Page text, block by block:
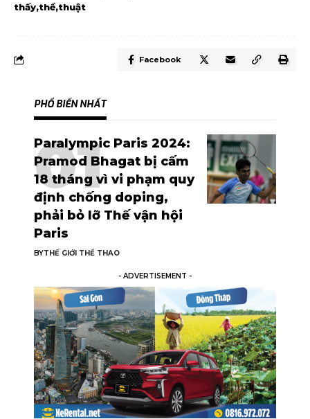
thấy thể thuật
Facebook
PHỔ BIẾN NHẤT
Paralympic Paris 2024:
Pramod Bhagat bị cấm
18 tháng vì vi phạm quy
định chống doping,
phải bỏ lỡ Thế vận hội
Paris
BYTHẾ GIỚI THỂ THAO
- ADVERTISEMENT -